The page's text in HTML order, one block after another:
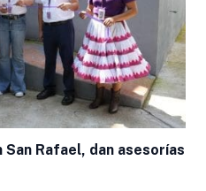
San Rafael, dan asesorías